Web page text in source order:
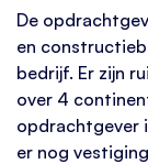
De
en
bedrijf. Er zijn
over 4
opdrachtgever
er nog